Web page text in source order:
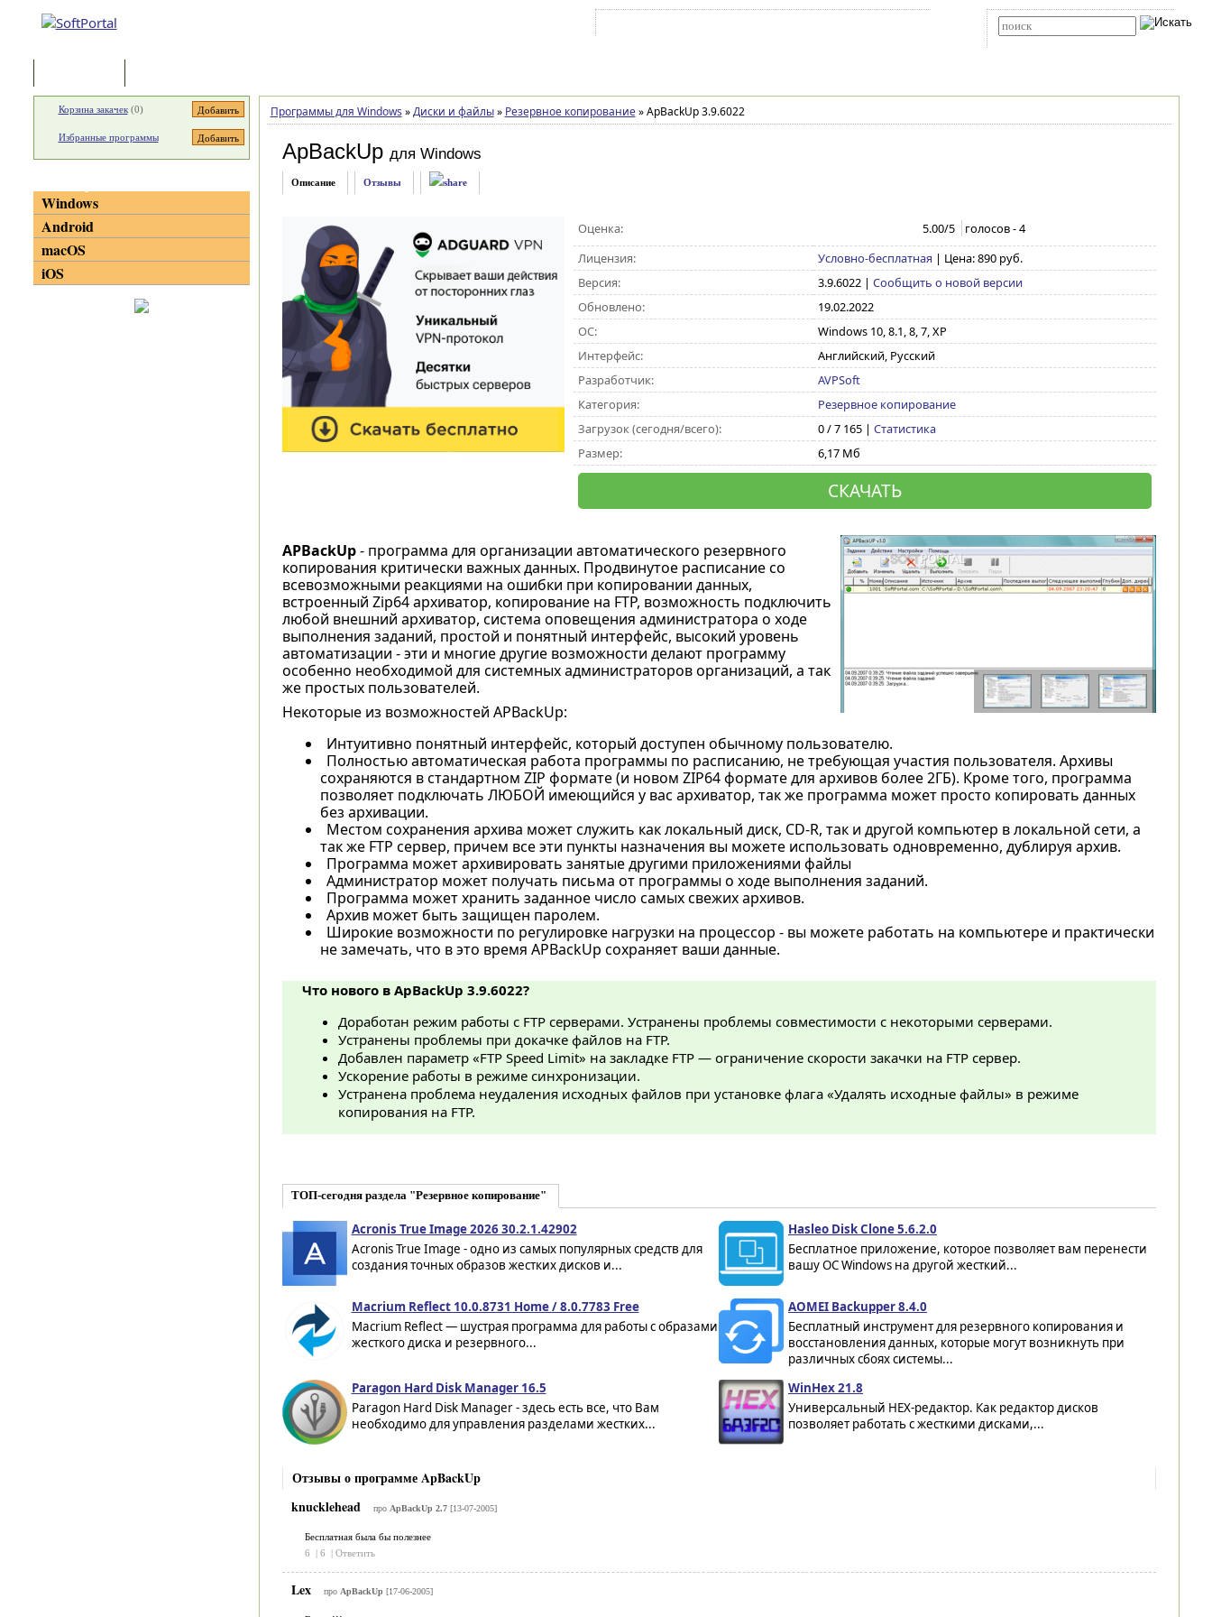
Программы для Windows » Диски и файлы » Резервное копирование »ApBackUp 3.9.6022
ApBackUp для Windows
Описание Отзывы
Оценка: 5.00/5 голосов -4
Лицензия:
Условно-бесплатная | Цена: 890 руб.
Версия:
3.9.6022| Сообщить о новой версии
Обновлено:
19.02.2022
ОС:
Windows 10, 8.1, 8, 7, XP
Интерфейс:
Английский, Русский
Разработчик:
AVPSoft
Категория:
Резервное копирование
Загрузок (сегодня/всего):
0 / 7 165 | Статистика
Размер:
6,17 Мб
СКАЧАТЬ
APBackUp- программа для организации автоматического резервного
копирования критически важных данных. Продвинутое расписание со
всевозможными реакциями на ошибки при копировании данных,
встроенный Zip64 архиватор, копирование на FTP, возможность подключить
любой внешний архиватор, система оповещения администратора о ходе
выполнения заданий, простой и понятный интерфейс, высокий уровень
автоматизации - эти и многие другие возможности делают программу
особенно необходимой для системных администраторов организаций, а так
же простых пользователей.
Некоторые из возможностей APBackUp:
Интуитивно понятный интерфейс, который доступен обычному пользователю.
Полностью автоматическая работа программы по расписанию, не требующая участия пользователя. Архивы
сохраняются в стандартном ZIP формате (и новом ZIP64 формате для архивов более 2ГБ). Кроме того, программа
позволяет подключать ЛЮБОЙ имеющийся у вас архиватор, так же программа может просто копировать данных
без архивации.
Местом сохранения архива может служить как локальный диск, CD-R, так и другой компьютер в локальной сети, а
так же FTP сервер, причем все эти пункты назначения вы можете использовать одновременно, дублируя архив.
Программа может архивировать занятые другими приложениями файлы
Администратор может получать письма от программы о ходе выполнения заданий.
Программа может хранить заданное число самых свежих архивов.
Архив может быть защищен паролем.
Широкие возможности по регулировке нагрузки на процессор - вы можете работать на компьютере и практически
не замечать, что в это время APBackUp сохраняет ваши данные.
Что нового в ApBackUp 3.9.6022?
Доработан режим работы с FTP серверами. Устранены проблемы совместимости с некоторыми серверами.
Устранены проблемы при докачке файлов на FTP.
Добавлен параметр «FTP Speed Limit» на закладке FTP — ограничение скорости закачки на FTP сервер.
Ускорение работы в режиме синхронизации.
Устранена проблема неудаления исходных файлов при установке флага «Удалять исходные файлы» в режиме
копирования на FTP.
ТОП-сегодня раздела "Резервное копирование"
Acronis True Image 2026 30.2.1.42902
Acronis True Image - одно из самых популярных средств для
создания точных образов жестких дисков и...
Hasleo Disk Clone 5.6.2.0
Бесплатное приложение, которое позволяет вам перенести
вашу ОС Windows на другой жесткий...
Macrium Reflect 10.0.8731 Home / 8.0.7783 Free
Macrium Reflect — шустрая программа для работы с образами
жесткого диска и резервного...
AOMEI Backupper 8.4.0
Бесплатный инструмент для резервного копирования и
восстановления данных, которые могут возникнуть при
различных сбоях системы...
Paragon Hard Disk Manager 16.5
Paragon Hard Disk Manager - здесь есть все, что Вам
необходимо для управления разделами жестких...
WinHex 21.8
Универсальный HEX-редактор. Как редактор дисков
позволяет работать с жесткими дисками,...
Отзывы о программе ApBackUp
knucklehead
про ApBackUp 2.7[13-07-2005]
Бесплатная была бы полезнее
6
| 6 | Ответить
Lex про ApBackUp [17-06-2005]
Корзина закачек(0)
Избранные программы
Windows
Android
macOS
iOS